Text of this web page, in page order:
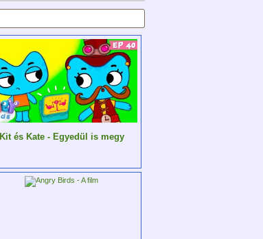
Kit és Kate - Egyedül is megy